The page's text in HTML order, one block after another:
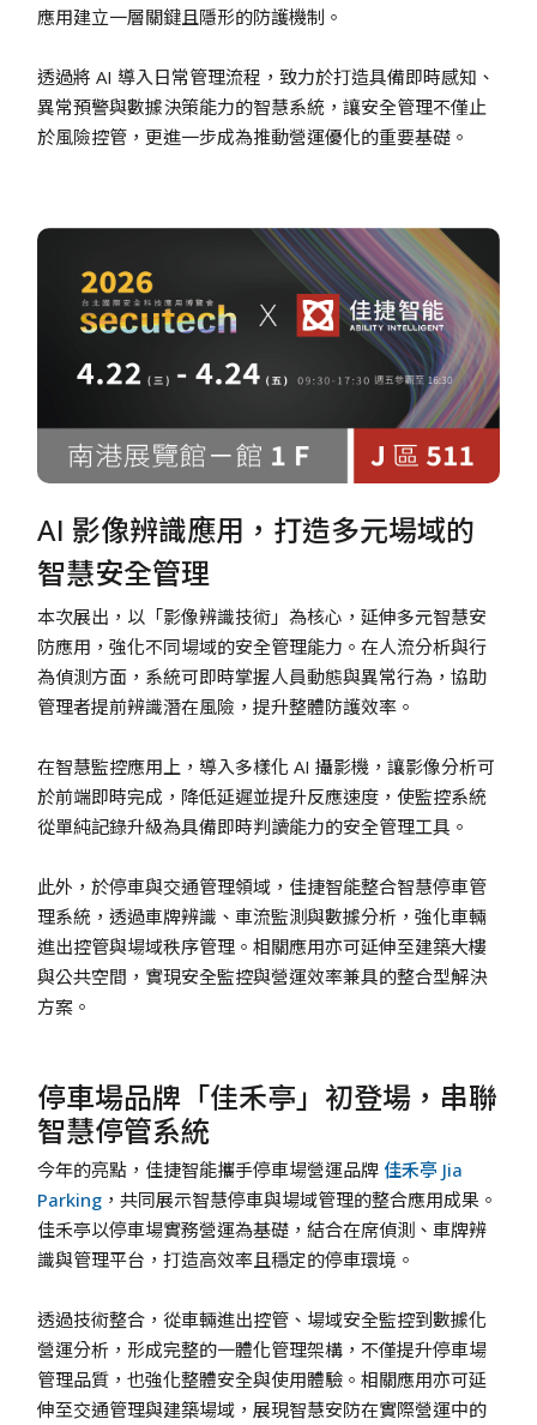
應用建立一層關鍵且隱形的防護機制。
透過將 AI 導入日常管理流程，致力於打造具備即時感知、
異常預警與數據決策能力的智慧系統，讓安全管理不僅止
於風險控管，更進一步成為推動營運優化的重要基礎。
AI 影像辨識應用，打造多元場域的
智慧安全管理
本次展出，以「影像辨識技術」為核心，延伸多元智慧安
防應用，強化不同場域的安全管理能力。在人流分析與行
為偵測方面，系統可即時掌握人員動態與異常行為，協助
管理者提前辨識潛在風險，提升整體防護效率。
在智慧監控應用上，導入多樣化 AI 攝影機，讓影像分析可
於前端即時完成，降低延遲並提升反應速度，使監控系統
從單純記錄升級為具備即時判讀能力的安全管理工具。
此外，於停車與交通管理領域，佳捷智能整合智慧停車管
理系統，透過車牌辨識、車流監測與數據分析，強化車輛
進出控管與場域秩序管理。相關應用亦可延伸至建築大樓
與公共空間，實現安全監控與營運效率兼具的整合型解決
方案。
停車場品牌「佳禾亭」初登場，串聯
智慧停管系統
今年的亮點，佳捷智能攜手停車場營運品牌 佳禾亭 Jia
Parking ，共同展示智慧停車與場域管理的整合應用成果。
佳禾亭以停車場實務營運為基礎，結合在席偵測、車牌辨
識與管理平台，打造高效率且穩定的停車環境。
透過技術整合，從車輛進出控管、場域安全監控到數據化
營運分析，形成完整的一體化管理架構，不僅提升停車場
管理品質，也強化整體安全與使用體驗。相關應用亦可延
伸至交通管理與建築場域，展現智慧安防在實際營運中的